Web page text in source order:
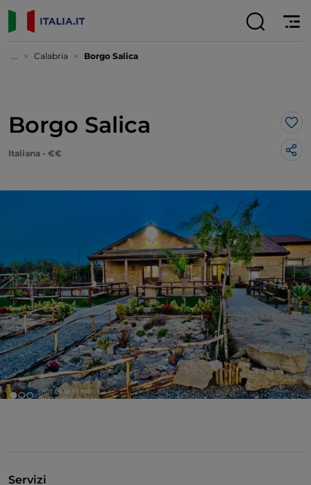
... Calabria Borgo Salica
Borgo Salica
Italiana - €€
Servizi